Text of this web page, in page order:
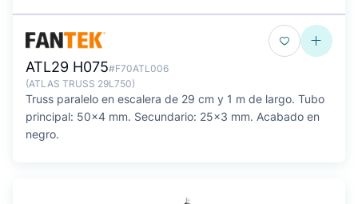
ATL29 H075#F70ATL006
(ATLAS TRUSS 29L750)
Truss paralelo en escalera de 29 cm y 1 m de largo. Tubo
principal: 50x4 mm. Secundario: 25x3 mm. Acabado en
negro.